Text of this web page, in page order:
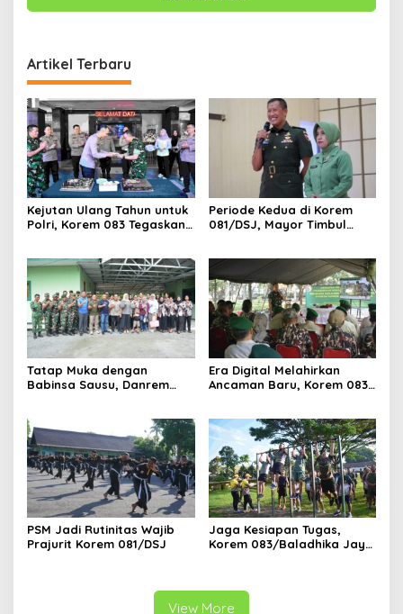
Artikel Terbaru
Kejutan Ulang Tahun untuk
Polri, Korem 083 Tegaskan
Periode Kedua di Korem
081/DSJ, Mayor Timbul
Tatap Muka dengan
Babinsa Sausu, Danrem
Era Digital Melahirkan
Ancaman Baru, Korem 083
PSM Jadi Rutinitas Wajib
Prajurit Korem 081/DSJ
Jaga Kesiapan Tugas,
Korem 083/Baladhika Jaya
View More